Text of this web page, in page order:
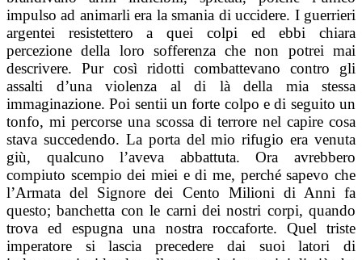
impulso ad animarli era la smania di uccidere. I guerrieri
argentei resistettero a quei colpi ed ebbi chiara
percezione della loro sofferenza che non potrei mai
descrivere. Pur così ridotti combattevano contro gli
assalti d’una violenza al di là della mia stessa
immaginazione. Poi sentii un forte colpo e di seguito un
tonfo, mi percorse una scossa di terrore nel capire cosa
stava succedendo. La porta del mio rifugio era venuta
giù, qualcuno l’aveva abbattuta. Ora avrebbero
compiuto scempio dei miei e di me, perché sapevo che
l’Armata del Signore dei Cento Milioni di Anni fa
questo; banchetta con le carni dei nostri corpi, quando
trova ed espugna una nostra roccaforte. Quel triste
imperatore si lascia precedere dai suoi latori di